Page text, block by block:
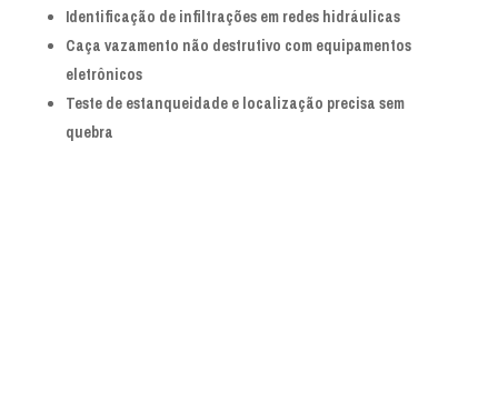
Identificação de infiltrações em redes hidráulicas
Caça vazamento não destrutivo com equipamentos
eletrônicos
Teste de estanqueidade e localização precisa sem
quebra